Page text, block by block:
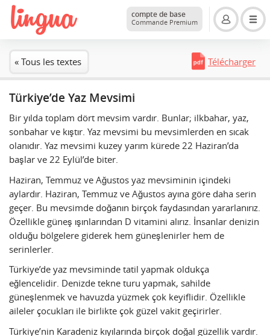
compte de base
Commande Premium
« Tous les textes Télécharger
Türkiye’de Yaz Mevsimi
Bir yılda toplam dört mevsim vardır. Bunlar; ilkbahar, yaz,
sonbahar ve kıştır. Yaz mevsimi bu mevsimlerden en sıcak
olanıdır. Yaz mevsimi kuzey yarım kürede 22 Haziran’da
başlar ve 22 Eylül’de biter.
Haziran, Temmuz ve Ağustos yaz mevsiminin içindeki
aylardır. Haziran, Temmuz ve Ağustos ayına göre daha serin
geçer. Bu mevsimde doğanın birçok faydasından yararlanırız.
Özellikle güneş ışınlarından D vitamini alırız. İnsanlar denizin
olduğu bölgelere giderek hem güneşlenirler hem de
serinlerler.
Türkiye’de yaz mevsiminde tatil yapmak oldukça
eğlencelidir. Denizde tekne turu yapmak, sahilde
güneşlenmek ve havuzda yüzmek çok keyiflidir. Özellikle
aileler çocukları ile birlikte çok güzel vakit geçirirler.
Türkiye’nin Karadeniz kıyılarında birçok doğal güzellik vardır.